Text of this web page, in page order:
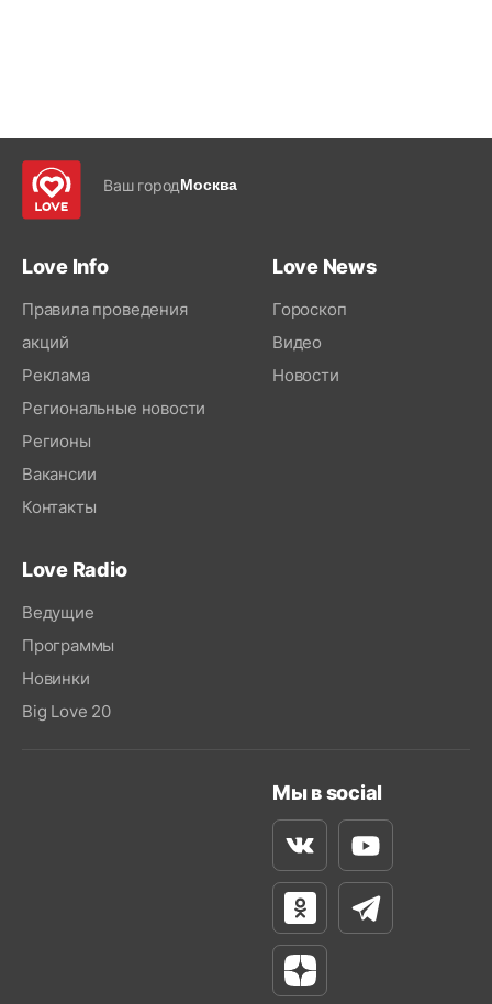
Ваш городМосква
Love Info
Правила проведения
акций
Реклама
Региональные новости
Регионы
Вакансии
Контакты
Love News
Гороскоп
Видео
Новости
Love Radio
Ведущие
Программы
Новинки
Big Love 20
Мы в social
ВконтактеYoutube
Одноклассники
Телеграм
Яндекс Дзен